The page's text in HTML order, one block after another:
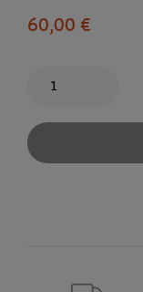
60,00 €